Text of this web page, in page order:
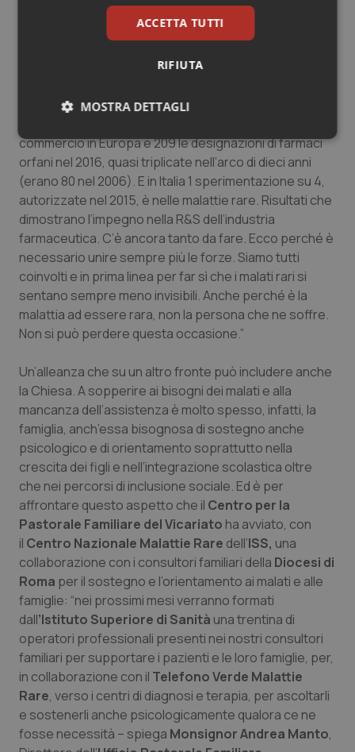
indirizzare le politiche sanitarie”.
cura, anche per le patologie rare” – afferma
“Sono infatti 129 i medicinali per le malattie rare che
commercio in Europa e 209 le designazioni di farmaci
orfani nel 2016, quasi triplicate nell’arco di dieci anni
(erano 80 nel 2006). E in Italia 1 sperimentazione su 4,
autorizzate nel 2015, è nelle malattie rare. Risultati che
dimostrano l’impegno nella R&S dell’industria
farmaceutica. C’è ancora tanto da fare. Ecco perché è
necessario unire sempre più le forze. Siamo tutti
coinvolti e in prima linea per far sì che i malati rari si
sentano sempre meno invisibili. Anche perché è la
malattia ad essere rara, non la persona che ne soffre.
Non si può perdere questa occasione.”
Un’alleanza che su un altro fronte può includere anche
la Chiesa. A sopperire ai bisogni dei malati e alla
mancanza dell’assistenza è molto spesso, infatti, la
famiglia, anch’essa bisognosa di sostegno anche
psicologico e di orientamento soprattutto nella
crescita dei figli e nell’integrazione scolastica oltre
che nei percorsi di inclusione sociale. Ed è per
affrontare questo aspetto che il Centro per la
Pastorale Familiare del Vicariato ha avviato, con
il Centro Nazionale Malattie Rare dell’ISS, una
collaborazione con i consultori familiari della Diocesi di
Roma per il sostegno e l’orientamento ai malati e alle
famiglie: “nei prossimi mesi verranno formati
dall’Istituto Superiore di Sanità una trentina di
operatori professionali presenti nei nostri consultori
familiari per supportare i pazienti e le loro famiglie, per,
in collaborazione con il Telefono Verde Malattie
Rare, verso i centri di diagnosi e terapia, per ascoltarli
e sostenerli anche psicologicamente qualora ce ne
fosse necessità – spiega Monsignor Andrea Manto,
ACCETTA TUTTI
RIFIUTA
MOSTRA DETTAGLI
Necessari Statistici Marketing
Necessari Statistici Marketing
I cookie necessari contribuiscono a rendere fruibile il
sito web abilitandone funzionalità di base quali la
navigazione sulle pagine e l'accesso alle aree
protette del sito. Il sito web non è in grado di
funzionare correttamente senza questi cookie.
VISITOR_PRIVACY_METADATA
YouTube
.youtube.com
5
CookieScriptConsent
CookieScript
www.quotidianosanita.it